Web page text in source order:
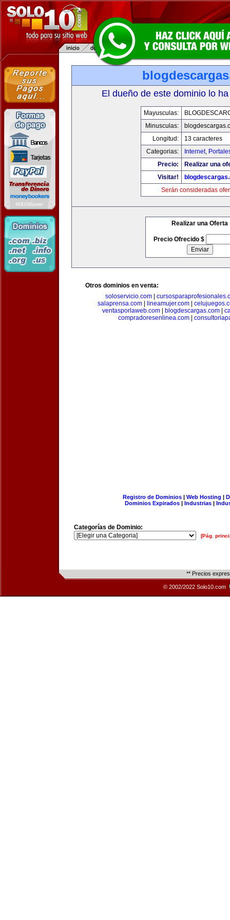
El dueño de este dominio lo
Mayusculas:
Minusculas:
Longitud:
13 caracteres
Categorias:
Internet,
Precio:
Realizar una
Visitar!
Serán consideradas
Realizar una Oferta
Precio Ofrecido $
Otros dominios en venta:
soloservicio.com|
salaprensa.com| lineamujer.com|
ventasporlaweb.com| blogdescargas.com|
compradoresenlinea.com|
Registro de Dominios| Web Hosting |
Dominios Expirados | Industrias |
Categorías de Dominio:
[Pág.
** Precios
© 2002/2022 Solo10.com